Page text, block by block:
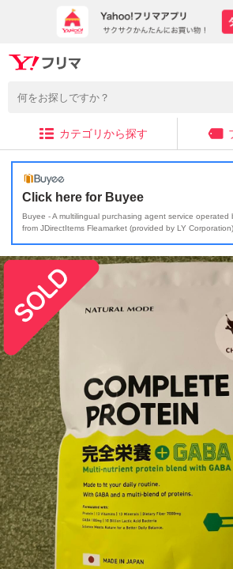
カテゴリから探す
Click here for Buyee
Buyee - A multilingual purchasing agent service
from JDirectItems Fleamarket (provided by LY Corporation)